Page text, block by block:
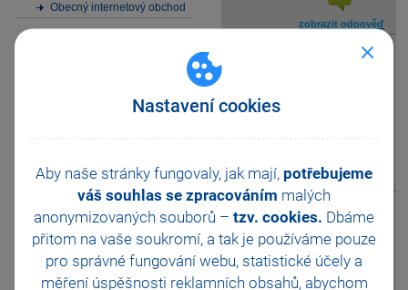
Nastavení cookies
Aby naše stránky fungovaly, jak mají, potřebujeme
váš souhlas se zpracováním malých
anonymizovaných souborů – tzv. cookies. Dbáme
přitom na vaše soukromí, a tak je používáme pouze
pro správné fungování webu, statistické účely a
měření úspěšnosti reklamních obsahů, abychom
Obecný internetový obchod
zobrazit odpověď
Jaké doklady a
internetového obchodu?
zobrazit odpověď
otázka
Jaké internetové
obchody program
POHODA
podporuje?